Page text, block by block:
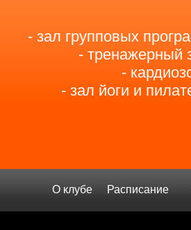
- зал групповых
- тренажерный
-
- зал йоги и
О клубе Расписание